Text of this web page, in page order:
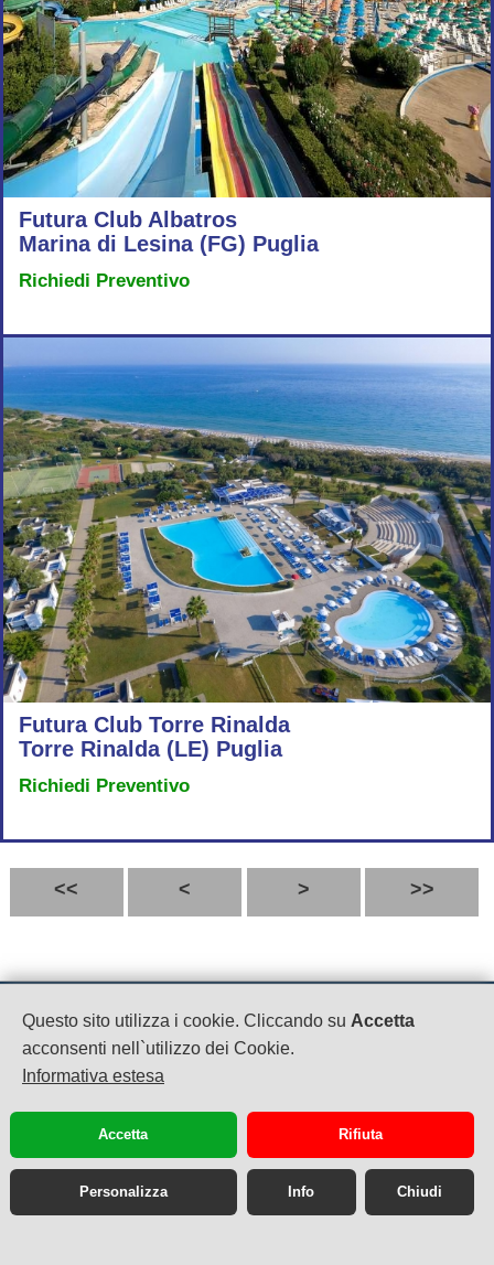
Questo sito utilizza i cookie. Cliccando su Accetta
acconsenti nell`utilizzo dei Cookie.
Informativa estesa
Accetta Rifiuta
Personalizza Info Chiudi
Futura Club Albatros
Marina di Lesina (FG) Puglia
Richiedi Preventivo
Futura Club Torre Rinalda
Torre Rinalda (LE) Puglia
Richiedi Preventivo
<< < > >>
MC CLUB
P.IVA: 04479870612
Via SS 7 Bis Km 13800
Teverola
08119094906
booking@mcclub.eu